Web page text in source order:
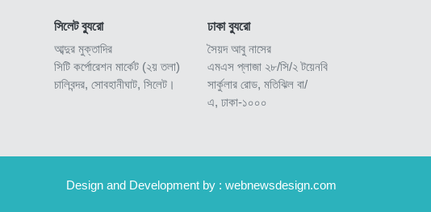
সিলেট ব্যুরো
আব্দুর মুক্তাদির
সিটি কর্পোরেশন মার্কেট (২য় তলা)
চালিবন্দর, সোবহানীঘাট, সিলেট।
ঢাকা ব্যুরো
সৈয়দ আবু নাসের
এমএস প্লাজা ২৮/সি/২ টয়েনবি
সার্কুলার রোড, মতিঝিল বা/
এ, ঢাকা-১০০০
Design and Development by : webnewsdesign.com